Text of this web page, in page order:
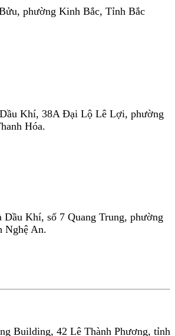
phường Kinh Bắc, Tỉnh Bắc
Khí, 38A Đại Lộ Lê Lợi, phường
Hóa.
Dầu Khí, số 7 Quang Trung, phường
Nghệ An.
Building, 42 Lê Thành Phương, tỉnh